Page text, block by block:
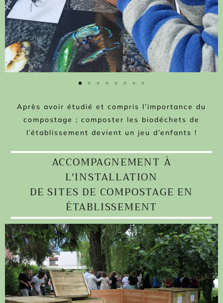
Après avoir étudié et compris l’importance du
compostage ; composter les biodéchets de
l’établissement devient un jeu d’enfants !
ACCOMPAGNEMENT À
L'INSTALLATION
DE SITES DE COMPOSTAGE EN
ÉTABLISSEMENT